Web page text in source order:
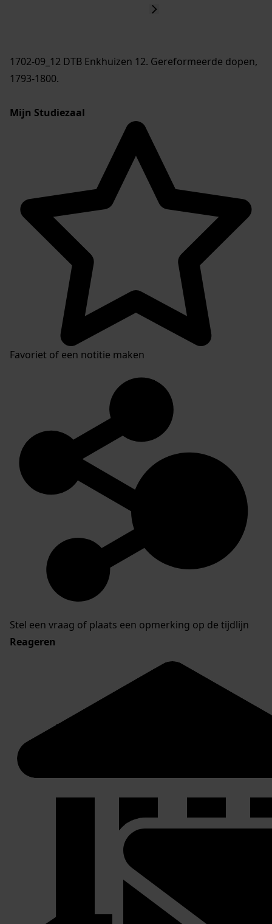
1702-09_12 DTB Enkhuizen 12. Gereformeerde dopen,
1793-1800.
Mijn Studiezaal
Favoriet of een notitie maken
Stel een vraag of plaats een opmerking op de tijdlijn
Reageren